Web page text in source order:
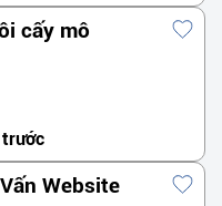
cấy mô
Website